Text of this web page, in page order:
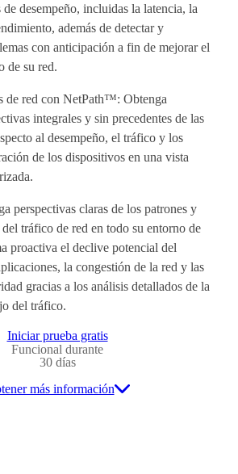
desempeño, incluidas la latencia, la
además de detectar y
con anticipación a fin de mejorar el
de su red.
de red con NetPath™: Obtenga
integrales y sin precedentes de las
al desempeño, el tráfico y los
de los dispositivos en una vista
perspectivas claras de los patrones y
tráfico de red en todo su entorno de
proactiva el declive potencial del
la congestión de la red y las
gracias a los análisis detallados de la
del tráfico.
Iniciar prueba gratis
Funcional durante
30 días
más información